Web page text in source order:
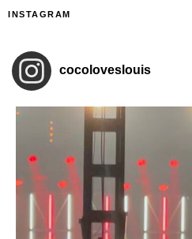
INSTAGRAM
cocoloveslouis